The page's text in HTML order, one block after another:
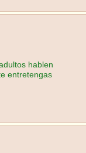
hablen
entretengas